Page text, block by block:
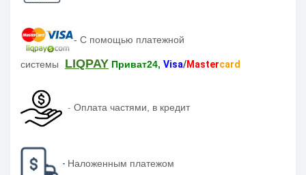
- С помощью платежной
системы LIQPAY Приват24, Visa/Mastercard
- Оплата частями, в кредит
- Наложенным платежом